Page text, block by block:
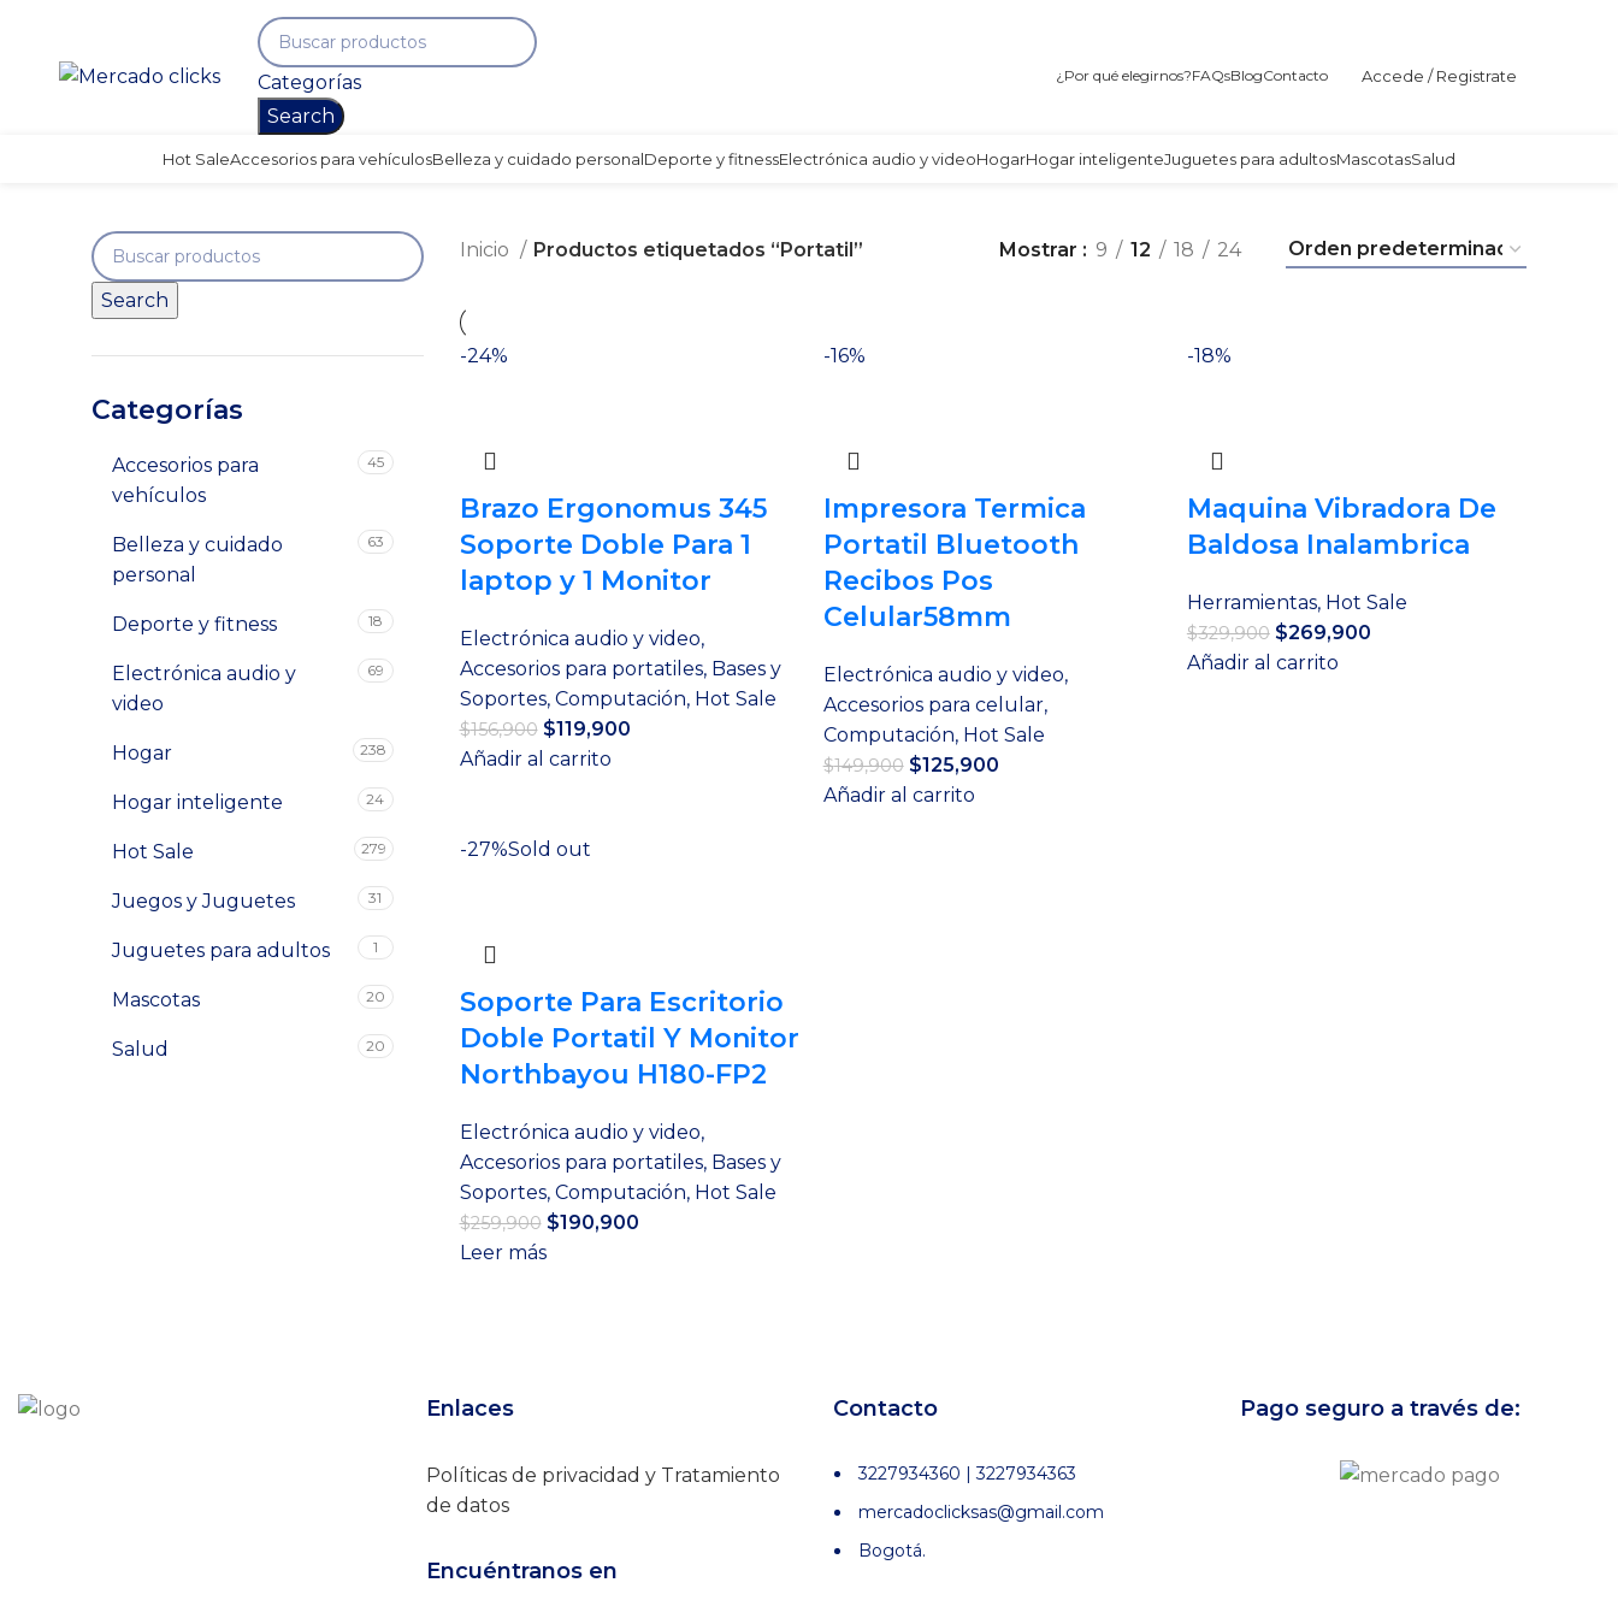
Categorías
Search
¿Por qué elegirnos?FAQsBlogContacto Accede / Registrate
Hot SaleAccesorios para vehículosBelleza y cuidado personalDeporte y fitnessElectrónica audio y videoHogarHogar inteligenteJuguetes para adultosMascotasSalud
Search
Categorías
Accesorios para
vehículos
45
Belleza y cuidado
personal
63
Deporte y fitness 18
Electrónica audio y
video
69
Hogar 238
Hogar inteligente 24
Hot Sale 279
Juegos y Juguetes 31
Juguetes para adultos 1
Mascotas 20
Salud 20
Inicio Productos etiquetados “Portatil” Mostrar 9 12 18 24
-24%
Brazo Ergonomus 345
Soporte Doble Para 1
laptop y 1 Monitor
Electrónica audio y video,
Accesorios para portatiles, Bases y
Soportes, Computación, Hot Sale
$156,900 El
precio
$156,900.
$119,900El
Añadir al carrito
-16%
Impresora Termica
Portatil Bluetooth
Recibos Pos
Celular58mm
Electrónica audio y video,
Accesorios para celular,
Computación, Hot Sale
$149,900 El
precio
$125,900El
Añadir al carrito
-18%
Maquina Vibradora De
Baldosa Inalambrica
Herramientas, Hot Sale
$329,900 El
precio
$269,900El
Añadir al carrito
-27%Sold out
Soporte Para Escritorio
Doble Portatil Y Monitor
Northbayou H180-FP2
Electrónica audio y video,
Accesorios para portatiles, Bases y
Soportes, Computación, Hot Sale
$259,900 El
precio
$190,900El
Leer más
Enlaces
Políticas de privacidad y Tratamiento
de datos
Encuéntranos en
Contacto
3227934360 | 3227934363
mercadoclicksas@gmail.com
Bogotá.
Pago seguro a través de: